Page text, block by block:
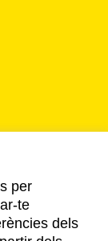
per
te
dels